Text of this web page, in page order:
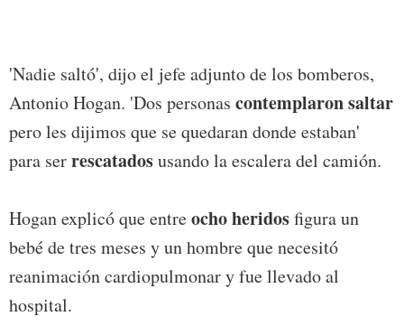
'Nadie saltó', dijo el jefe adjunto de los bomberos,
Antonio Hogan. 'Dos personas contemplaron saltar
pero les dijimos que se quedaran donde estaban'
para serrescatadosusando la escalera del camión.
Hogan explicó que entreocho heridosfigura un
bebé de tres meses y un hombre que necesitó
reanimación cardiopulmonar y fue llevado al
hospital.